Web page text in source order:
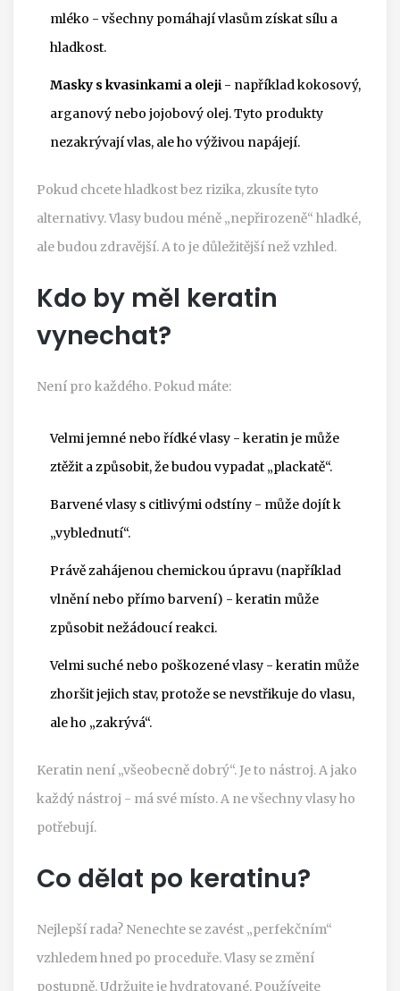
mléko - všechny pomáhají vlasům získat sílu a
hladkost.
Masky s kvasinkami a oleji - například kokosový,
arganový nebo jojobový olej. Tyto produkty
nezakrývají vlas, ale ho výživou napájejí.
Pokud chcete hladkost bez rizika, zkusíte tyto
alternativy. Vlasy budou méně „nepřirozeně“ hladké,
ale budou zdravější. A to je důležitější než vzhled.
Kdo by měl keratin
vynechat?
Není pro každého. Pokud máte:
Velmi jemné nebo řídké vlasy - keratin je může
ztěžit a způsobit, že budou vypadat „plackatě“.
Barvené vlasy s citlivými odstíny - může dojít k
„vyblednutí“.
Právě zahájenou chemickou úpravu (například
vlnění nebo přímo barvení) - keratin může
způsobit nežádoucí reakci.
Velmi suché nebo poškozené vlasy - keratin může
zhoršit jejich stav, protože se nevstřikuje do vlasu,
ale ho „zakrývá“.
Keratin není „všeobecně dobrý“. Je to nástroj. A jako
každý nástroj - má své místo. A ne všechny vlasy ho
potřebují.
Co dělat po keratinu?
Nejlepší rada? Nenechte se zavést „perfekčním“
vzhledem hned po proceduře. Vlasy se změní
postupně. Udržujte je hydratované. Používejte